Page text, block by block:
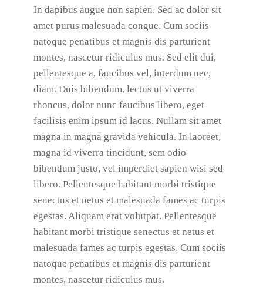
In dapibus augue non sapien. Sed ac dolor sit
amet purus malesuada congue. Cum sociis
natoque penatibus et magnis dis parturient
montes, nascetur ridiculus mus. Sed elit dui,
pellentesque a, faucibus vel, interdum nec,
diam. Duis bibendum, lectus ut viverra
rhoncus, dolor nunc faucibus libero, eget
facilisis enim ipsum id lacus. Nullam sit amet
magna in magna gravida vehicula. In laoreet,
magna id viverra tincidunt, sem odio
bibendum justo, vel imperdiet sapien wisi sed
libero. Pellentesque habitant morbi tristique
senectus et netus et malesuada fames ac turpis
egestas. Aliquam erat volutpat. Pellentesque
habitant morbi tristique senectus et netus et
malesuada fames ac turpis egestas. Cum sociis
natoque penatibus et magnis dis parturient
montes, nascetur ridiculus mus.